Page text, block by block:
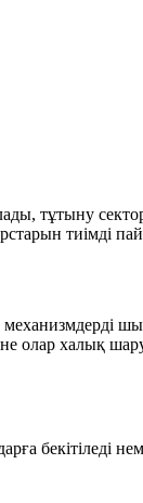
тұтыну
тиімді
механизмдерді
және олар халық
бекітіледі